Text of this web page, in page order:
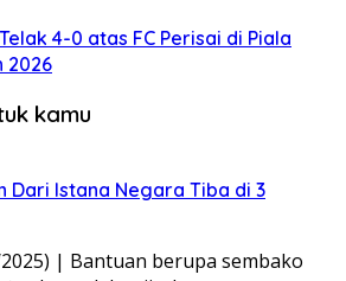
4-0 atas FC Perisai di Piala
2026
kamu
Dari Istana Negara Tiba di 3
| Bantuan berupa sembako